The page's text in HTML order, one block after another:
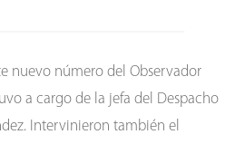
nuevo número del Observador
a cargo de la jefa del Despacho
Intervinieron también el